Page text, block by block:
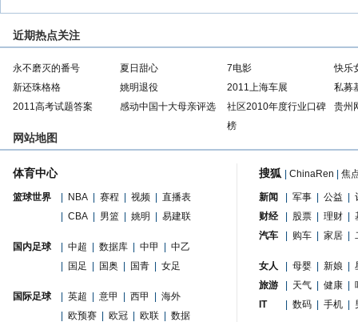
近期热点关注
永不磨灭的番号 夏日甜心 7电影
快乐
新还珠格格
姚明退役 2011上海车展
私募
2011高考试题答案
感动中国十大母亲评选
社区2010年度行业口碑
榜
贵州
网站地图
体育中心
篮球世界 NBA 赛程 视频
直播表
CBA 男篮 姚明 易建联
国内足球 中超 数据库 中甲
中乙
国足 国奥 国青 女足
国际足球 英超 意甲 西甲
海外
欧预赛 欧冠 欧联 数据
搜狐 ChinaRen 焦
新闻 军事 公益
财经
股票 理财
汽车
购车 家居
女人 母婴 新娘
旅游
天气 健康
IT
数码 手机